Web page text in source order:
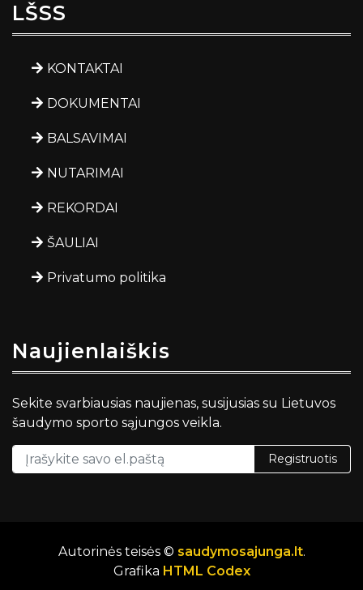
LŠSS
KONTAKTAI
DOKUMENTAI
BALSAVIMAI
NUTARIMAI
REKORDAI
ŠAULIAI
Privatumo politika
Naujienlaiškis
Sekite svarbiausias naujienas, susijusias su Lietuvos
šaudymo sporto sąjungos veikla.
Registruotis
Autorinės teisės © saudymosajunga.lt.
Grafika HTML Codex